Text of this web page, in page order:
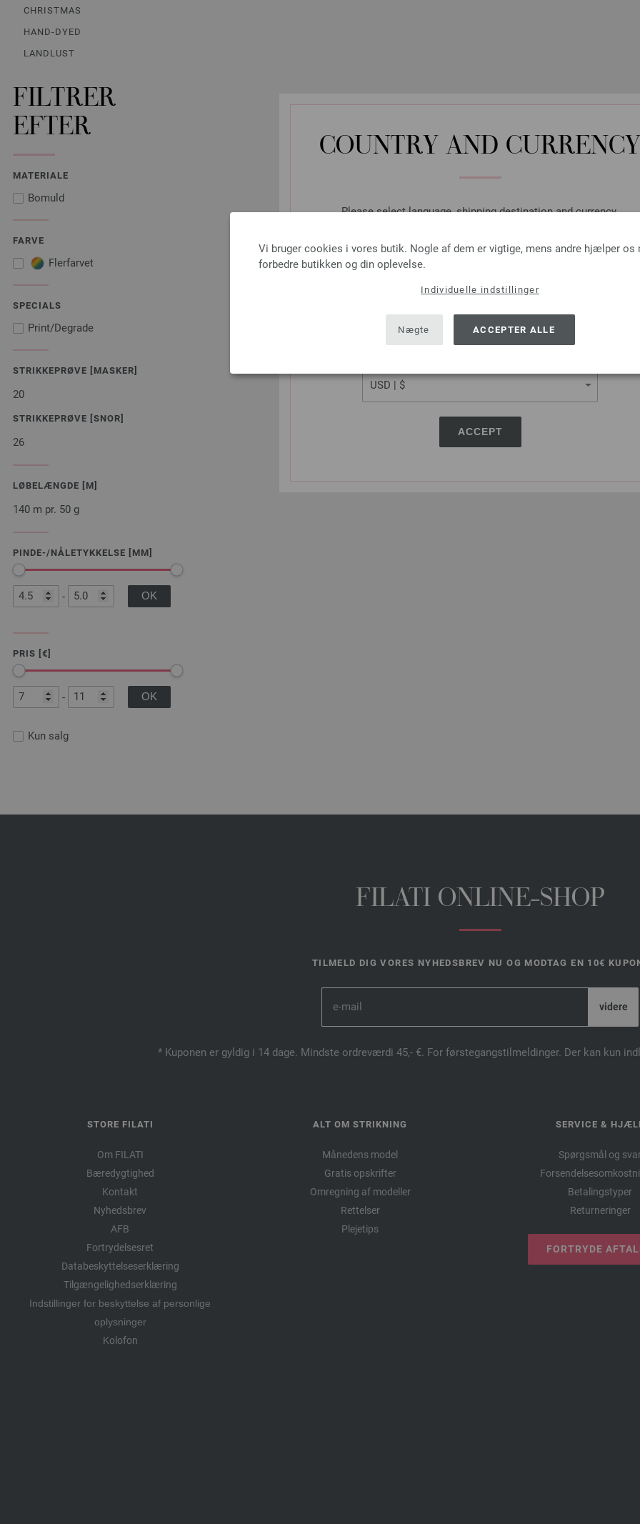
COUNTRY AND CURRENCY
Please select language, shipping destination and currency.
SHIPPING TO
ACCEPT
Vi bruger cookies i vores butik. Nogle af dem er vigtige, mens andre hjælper os
forbedre butikken og din oplevelse.
Individuelle indstillinger
Nægte ACCEPTER ALLE
CHRISTMAS
HAND-DYED
LANDLUST
FILTRER
EFTER
MATERIALE
Bomuld
FARVE
Flerfarvet
SPECIALS
Print/Degrade
STRIKKEPRØVE [MASKER]
20
STRIKKEPRØVE [SNOR]
26
LØBELÆNGDE [M]
140 m pr. 50 g
PINDE-/NÅLETYKKELSE [MM]
-
PRIS [€]
-
Kun salg
FILATI ONLINE-SHOP
TILMELD DIG VORES NYHEDSBREV NU OG MODTAG EN 10€
* Kuponen er gyldig i 14 dage. Mindste ordreværdi 45,- €. For førstegangstilmeldinger. Der kan kun
STORE FILATI
Om FILATI
Bæredygtighed
Kontakt
Nyhedsbrev
AFB
Fortrydelsesret
Databeskyttelseserklæring
Tilgængelighedserklæring
Indstillinger for beskyttelse af personlige
oplysninger
Kolofon
ALT OM STRIKNING
Månedens model
Gratis opskrifter
Omregning af modeller
Rettelser
Plejetips
SERVICE &
Spørgsmål og
Betalingstyper
Returneringer
FORTRYDE